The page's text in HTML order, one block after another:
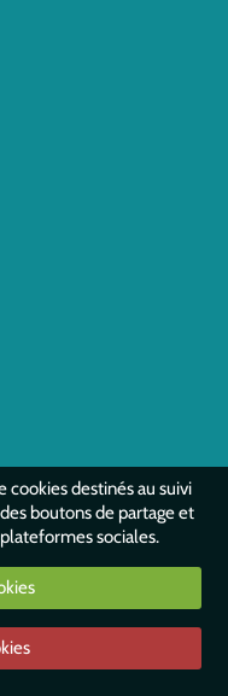
cookies destinés au suivi
boutons de partage et
sociales.